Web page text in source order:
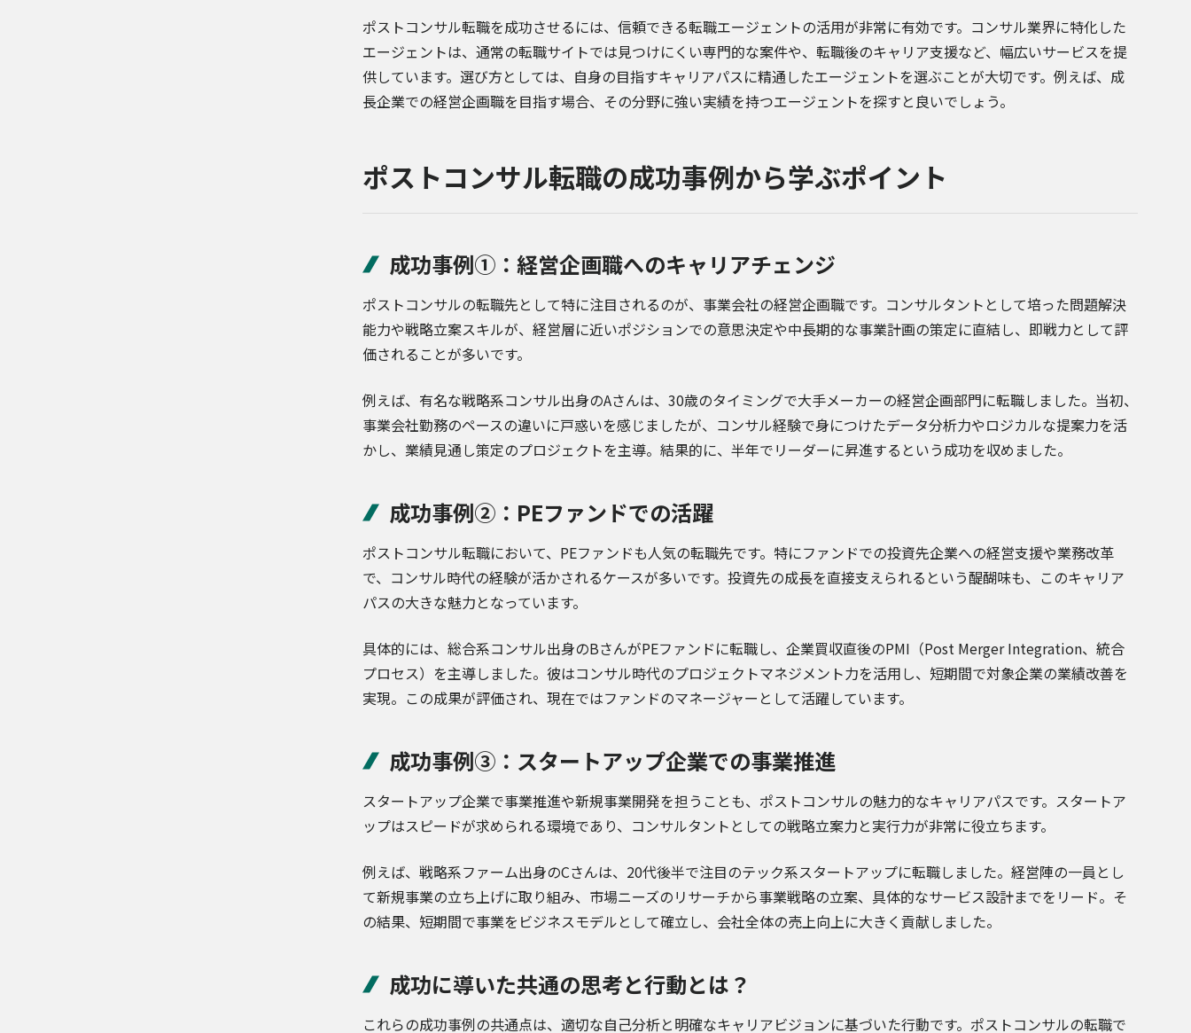
ポストコンサル転職を成功させるには、信頼できる転職エージェントの活用が非常に有効です。コンサル業界に特化した
エージェントは、通常の転職サイトでは見つけにくい専門的な案件や、転職後のキャリア支援など、幅広いサービスを提
供しています。選び方としては、自身の目指すキャリアパスに精通したエージェントを選ぶことが大切です。例えば、成
長企業での経営企画職を目指す場合、その分野に強い実績を持つエージェントを探すと良いでしょう。
ポストコンサル転職の成功事例から学ぶポイント
成功事例①：経営企画職へのキャリアチェンジ
ポストコンサルの転職先として特に注目されるのが、事業会社の経営企画職です。コンサルタントとして培った問題解決
能力や戦略立案スキルが、経営層に近いポジションでの意思決定や中長期的な事業計画の策定に直結し、即戦力として評
価されることが多いです。
例えば、有名な戦略系コンサル出身のAさんは、30歳のタイミングで大手メーカーの経営企画部門に転職しました。当初、
事業会社勤務のペースの違いに戸惑いを感じましたが、コンサル経験で身につけたデータ分析力やロジカルな提案力を活
かし、業績見通し策定のプロジェクトを主導。結果的に、半年でリーダーに昇進するという成功を収めました。
成功事例②：PEファンドでの活躍
ポストコンサル転職において、PEファンドも人気の転職先です。特にファンドでの投資先企業への経営支援や業務改革
で、コンサル時代の経験が活かされるケースが多いです。投資先の成長を直接支えられるという醍醐味も、このキャリア
パスの大きな魅力となっています。
具体的には、総合系コンサル出身のBさんがPEファンドに転職し、企業買収直後のPMI（Post Merger Integration、統合
プロセス）を主導しました。彼はコンサル時代のプロジェクトマネジメント力を活用し、短期間で対象企業の業績改善を
実現。この成果が評価され、現在ではファンドのマネージャーとして活躍しています。
成功事例③：スタートアップ企業での事業推進
スタートアップ企業で事業推進や新規事業開発を担うことも、ポストコンサルの魅力的なキャリアパスです。スタートア
ップはスピードが求められる環境であり、コンサルタントとしての戦略立案力と実行力が非常に役立ちます。
例えば、戦略系ファーム出身のCさんは、20代後半で注目のテック系スタートアップに転職しました。経営陣の一員とし
て新規事業の立ち上げに取り組み、市場ニーズのリサーチから事業戦略の立案、具体的なサービス設計までをリード。そ
の結果、短期間で事業をビジネスモデルとして確立し、会社全体の売上向上に大きく貢献しました。
成功に導いた共通の思考と行動とは？
これらの成功事例の共通点は、適切な自己分析と明確なキャリアビジョンに基づいた行動です。ポストコンサルの転職で